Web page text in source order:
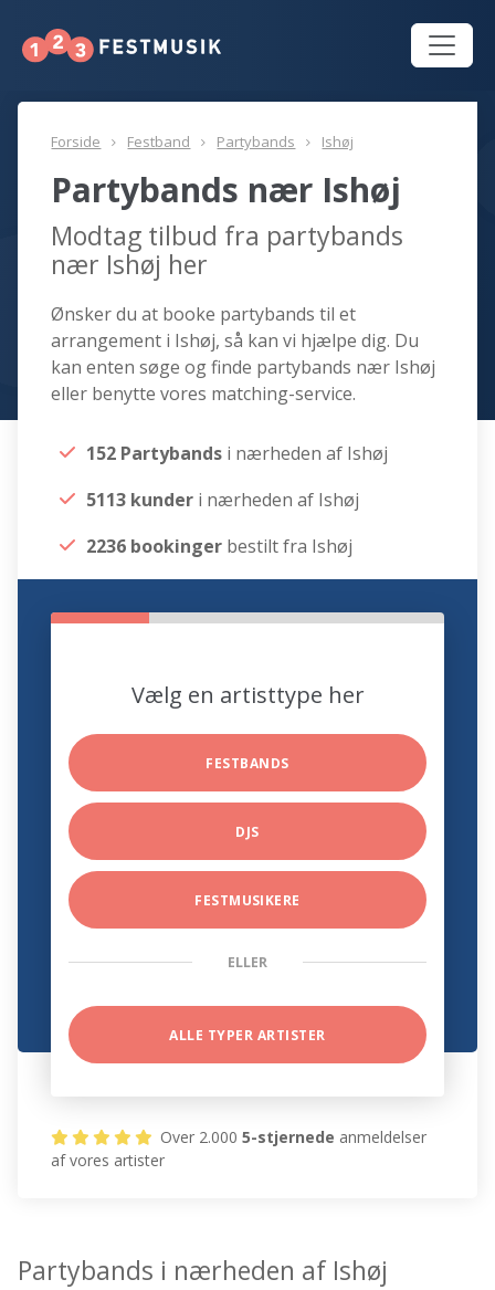
Forside Festband Partybands Ishøj
Partybands nær Ishøj
Modtag tilbud fra partybands
nær Ishøj her
Ønsker du at booke partybands til et
arrangement i Ishøj, så kan vi hjælpe dig. Du
kan enten søge og finde partybands nær Ishøj
eller benytte vores matching-service.
152 Partybands i nærheden af Ishøj
5113 kunder i nærheden af Ishøj
2236 bookinger bestilt fra Ishøj
Vælg en artisttype her
FESTBANDS
DJS
FESTMUSIKERE
ELLER
ALLE TYPER ARTISTER
Over 2.0005-stjernede anmeldelser
af vores artister
Partybands i nærheden af Ishøj